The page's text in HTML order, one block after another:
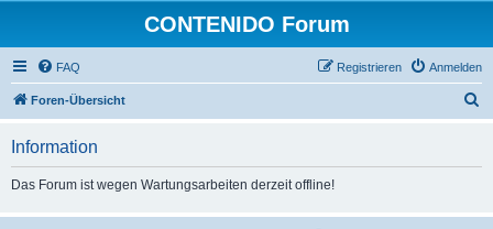
CONTENIDO Forum
FAQ Anmelden
Registrieren
Foren-Übersicht
Information
Das Forum ist wegen Wartungsarbeiten derzeit offline!